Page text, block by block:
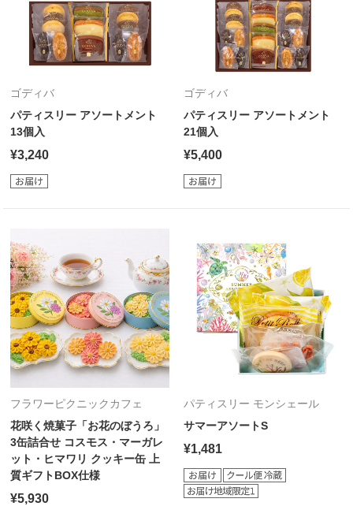
ゴディバ
パティスリー アソートメント
13個入
¥3,240
ゴディバ
パティスリー アソートメント
21個入
¥5,400
フラワーピクニックカフェ
花咲く焼菓子「お花のぼうろ」
3缶詰合せ コスモス・マーガレ
ット・ヒマワリ クッキー缶 上
質ギフトBOX仕様
¥5,930
パティスリー モンシェール
サマーアソートS
¥1,481